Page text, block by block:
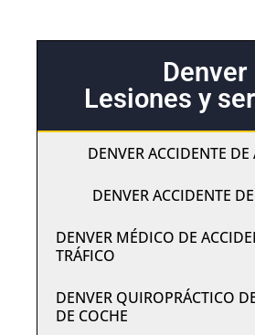
Denver
Lesiones y
DENVER ACCIDENTE
DENVER ACCIDENTE
DENVER MÉDICO DE
TRÁFICO
DENVER QUIROPRÁCTICO
DE COCHE